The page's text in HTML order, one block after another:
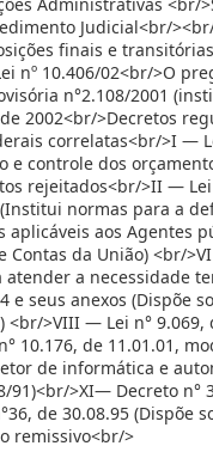
Administrativas <br/
Judicial<br/
finais e
nº 10.406/02<br/>O
n°2.108/2001
2002<br/>Decretos
correlatas<br/>I —
controle dos
rejeitados<br/>II — Lei
normas para a
aplicáveis aos Agentes
da União) <br/
a necessidade
seus anexos (Dispõe
>VIII — Lei n° 9.069,
10.176, de 11.01.01,
de informática e
91)<br/>XI— Decreto n°
de 30.08.95 (Dispõe
remissivo<br/>